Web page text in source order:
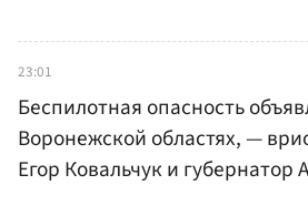
23:01
Беспилотная опасность
Воронежской областях, —
Егор Ковальчук и губернатор